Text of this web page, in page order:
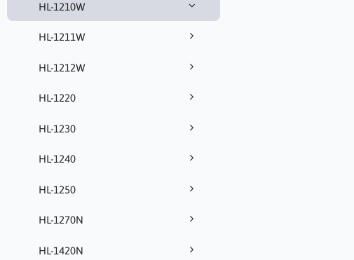
HL-1210W
HL-1211W
HL-1212W
HL-1220
HL-1230
HL-1240
HL-1250
HL-1270N
HL-1420N